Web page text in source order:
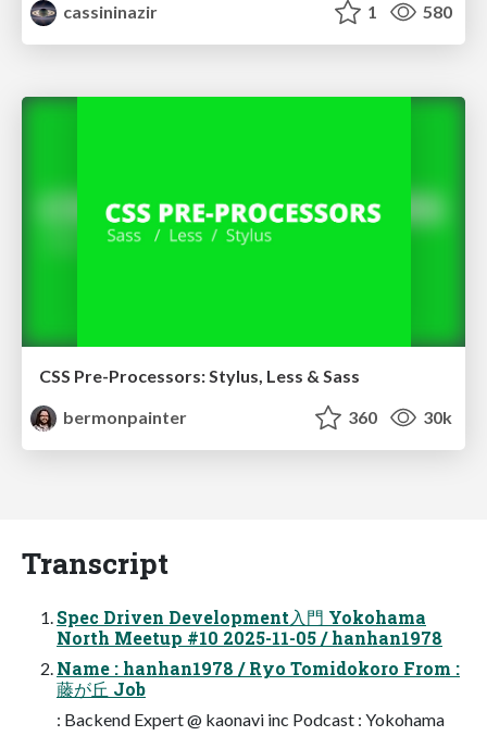
cassininazir
1 580
CSS Pre-Processors: Stylus, Less & Sass
bermonpainter
360 30k
Transcript
Spec Driven Development入門 Yokohama
North Meetup #10 2025-11-05 / hanhan1978
Name : hanhan1978 / Ryo Tomidokoro From :
藤が丘 Job
: Backend Expert @ kaonavi inc Podcast : Yokohama